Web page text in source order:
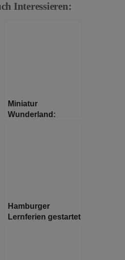
Interessieren:
Miniatur
Wunderland:
Hamburger
Lernferien gestartet